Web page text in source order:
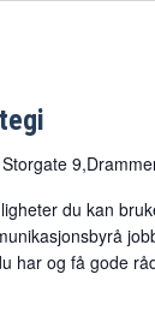
du kan
har og få gode